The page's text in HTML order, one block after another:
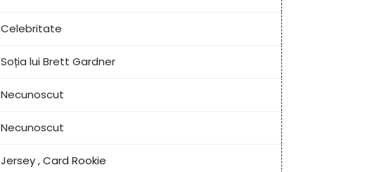
Celebritate
Soția lui Brett Gardner
Necunoscut
Necunoscut
Jersey,Card Rookie